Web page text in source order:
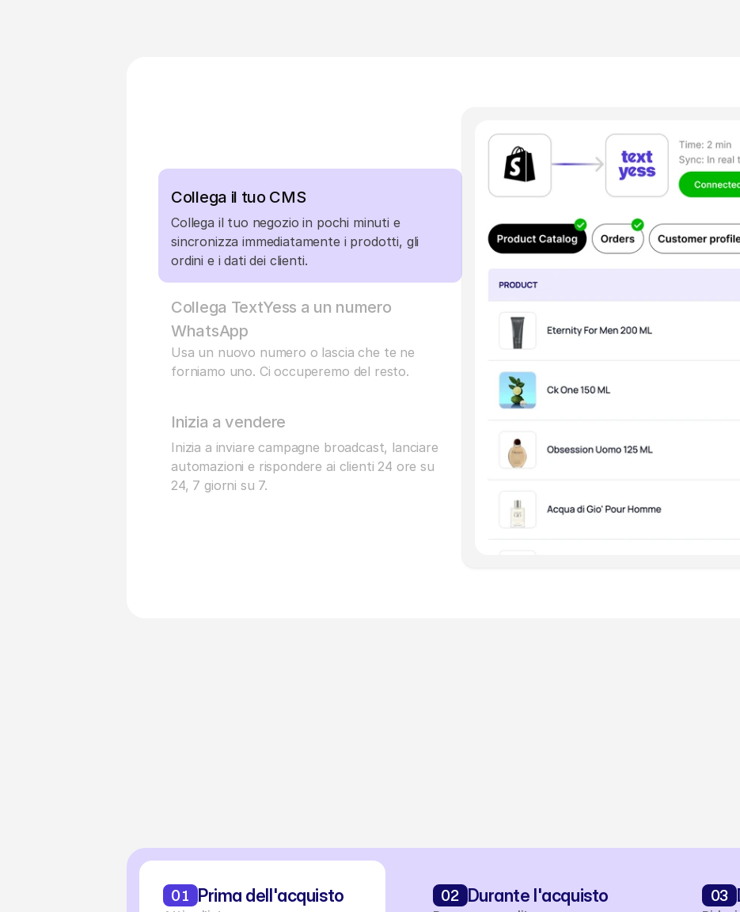
Collega il tuo CMS
Collega il tuo negozio in pochi minuti e
sincronizza immediatamente i prodotti, gli
ordini e i dati dei clienti.
Collega TextYess a un numero
WhatsApp
Usa un nuovo numero o lascia che te ne
forniamo uno. Ci occuperemo del resto.
Inizia a vendere
Inizia a inviare campagne broadcast, lanciare
automazioni e rispondere ai clienti 24 ore su
24, 7 giorni su 7.
01 Prima dell'acquisto 02 Durante l'acquisto 03